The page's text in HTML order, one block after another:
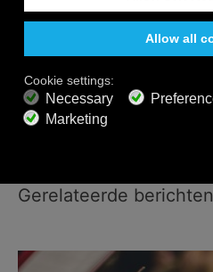
Delen
Gerelateerde berichten